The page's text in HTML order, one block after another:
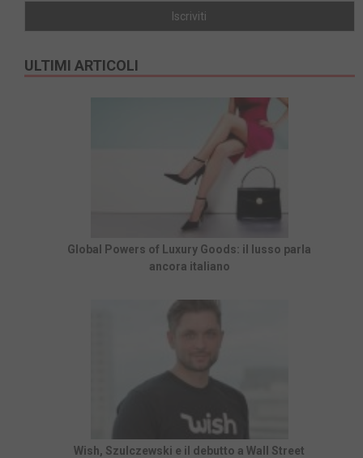
ULTIMI ARTICOLI
Global Powers of Luxury Goods: il lusso parla
ancora italiano
Wish, Szulczewski e il debutto a Wall Street